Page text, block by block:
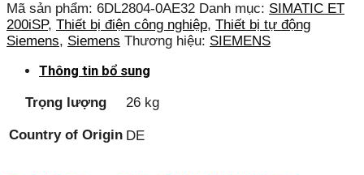
Mã sản phẩm: 6DL2804-0AE32 Danh mục: SIMATIC ET
200iSP, Thiết bị điện công nghiệp, Thiết bị tự động
Siemens, Siemens Thương hiệu: SIEMENS
Thông tin bổ sung
Trọng lượng 26 kg
Country of Origin DE